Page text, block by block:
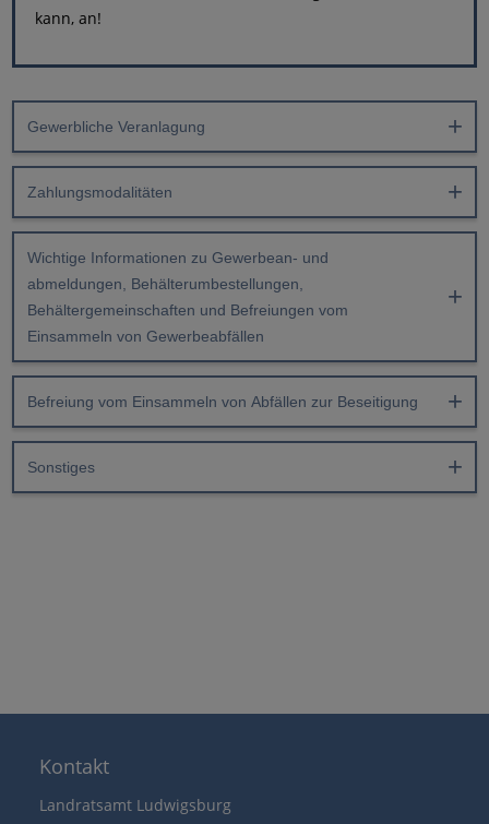
kann, an!
Gewerbliche Veranlagung
Zahlungsmodalitäten
Wichtige Informationen zu Gewerbean- und
abmeldungen, Behälterumbestellungen,
Behältergemeinschaften und Befreiungen vom
Einsammeln von Gewerbeabfällen
Befreiung vom Einsammeln von Abfällen zur Beseitigung
Sonstiges
Kontakt
Landratsamt Ludwigsburg